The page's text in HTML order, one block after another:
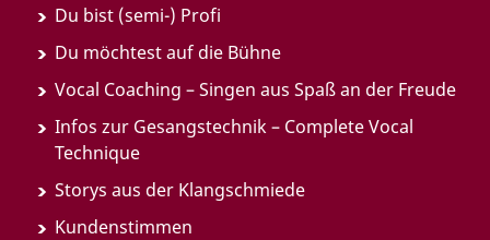
Du bist (semi-) Profi
Du möchtest auf die Bühne
Vocal Coaching – Singen aus Spaß an der Freude
Infos zur Gesangstechnik – Complete Vocal
Technique
Storys aus der Klangschmiede
Kundenstimmen